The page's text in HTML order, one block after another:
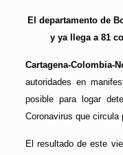
El departamento de
y ya llega a 81
Cartagena-Colombia-
autoridades en
posible para logar
Coronavirus que circula
El resultado de este